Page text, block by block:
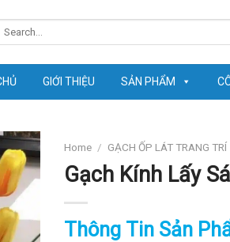
GIỚI THIỆU SẢN PHẨM
Home / GẠCH ỐP LÁT TRANG TRÍ
Gạch Kính Lấy
Thông Tin Sản